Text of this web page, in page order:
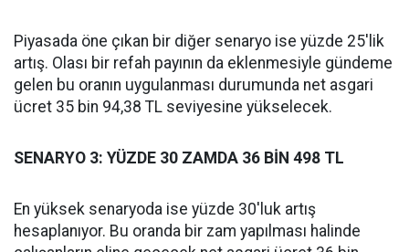
Piyasada öne çıkan bir diğer senaryo ise yüzde 25'lik
artış. Olası bir refah payının da eklenmesiyle gündeme
gelen bu oranın uygulanması durumunda net asgari
ücret 35 bin 94,38 TL seviyesine yükselecek.
SENARYO 3: YÜZDE 30 ZAMDA 36 BİN 498 TL
En yüksek senaryoda ise yüzde 30'luk artış
hesaplanıyor. Bu oranda bir zam yapılması halinde